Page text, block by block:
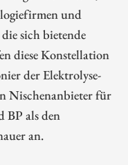
und
sich bietende
diese Konstellation
der Elektrolyse-
Nischenanbieter für
BP als den
an.